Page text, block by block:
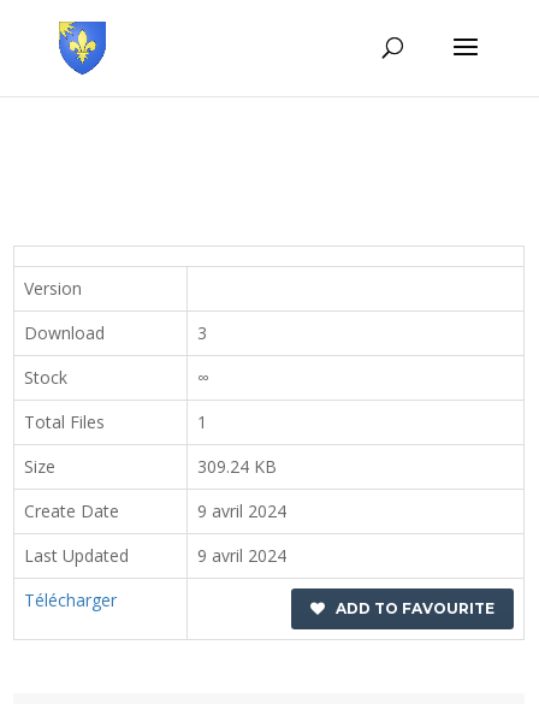
Version
Download
3
Stock
∞
Total Files
1
Size
309.24 KB
Create Date
9 avril 2024
Last Updated
9 avril 2024
Télécharger
ADD TO FAVOURITE